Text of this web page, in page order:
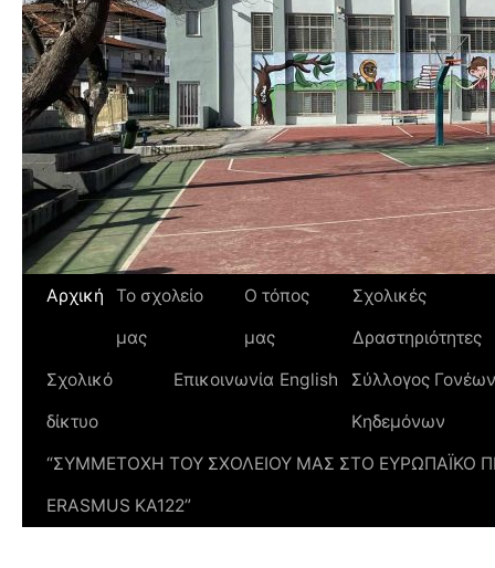
Αρχική
Το σχολείο
μας
Ο τόπος
μας
Σχολικές
Δραστηριότητες
Σχολικό
δίκτυο
Επικοινωνία English
Σύλλογος
Κηδεμόνων
“ΣΥΜΜΕΤΟΧΗ ΤΟΥ ΣΧΟΛΕΙΟΥ ΜΑΣ ΣΤΟ ΕΥΡΩΠΑΪΚΟ
ERASMUS KΑ122”